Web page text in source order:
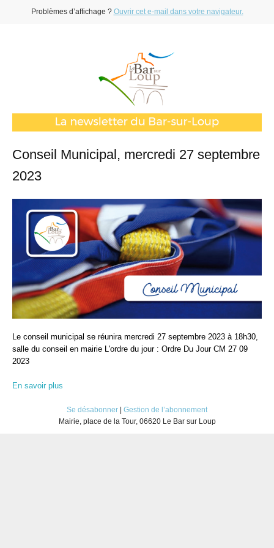
Problèmes d’affichage ? Ouvrir cet e-mail dans votre navigateur.
Conseil Municipal, mercredi 27 septembre
2023
Le conseil municipal se réunira mercredi 27 septembre 2023 à 18h30,
salle du conseil en mairie L'ordre du jour : Ordre Du Jour CM 27 09
2023
En savoir plus
Se désabonner
Gestion de l’abonnement
Mairie, place de la Tour, 06620 Le Bar sur Loup